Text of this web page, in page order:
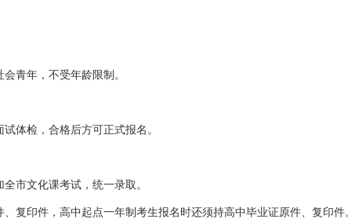
青年，不受年龄限制。
体检，合格后方可正式报名。
市文化课考试，统一录取。
印件，高中起点一年制考生报名时还须持高中毕业证原件、复印件